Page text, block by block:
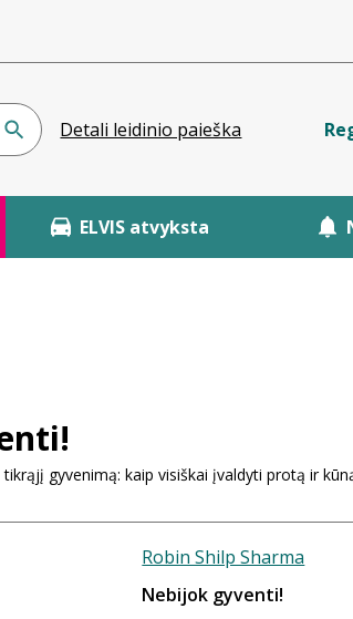
Detali leidinio paieška
ELVIS atvyksta
gyvenimą: kaip visiškai įvaldyti protą ir
Robin Shilp Sharma
Nebijok gyventi!